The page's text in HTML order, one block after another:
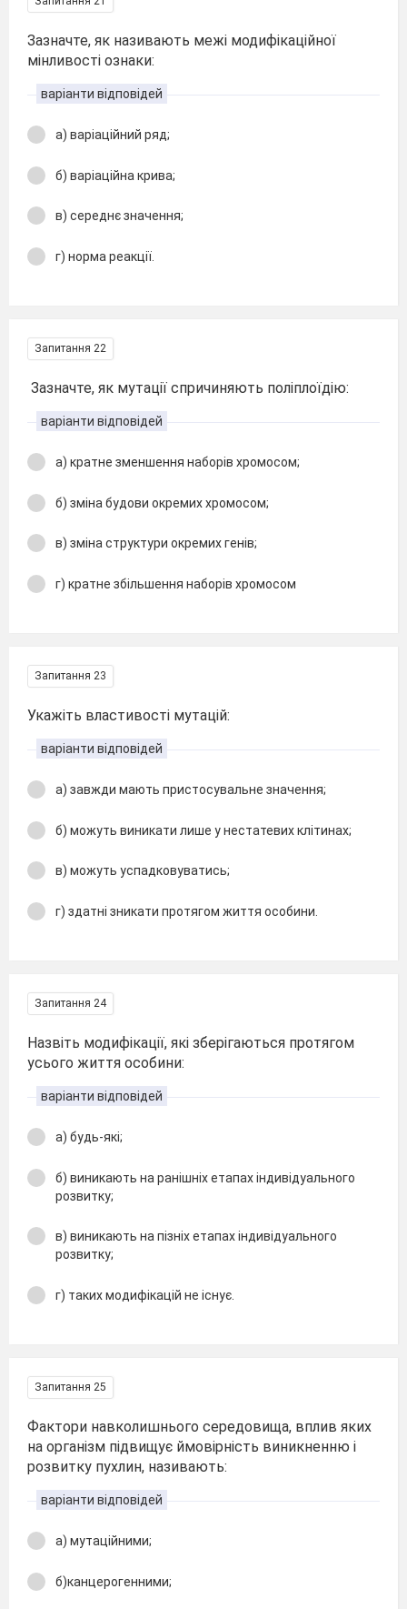
Зазначте, як називають межі модифікаційної
мінливості ознаки:
варіанти відповідей
а) варіаційний ряд;
б) варіаційна крива;
в) середнє значення;
г) норма реакції.
Запитання 22
Зазначте, як мутації спричиняють поліплоїдію:
варіанти відповідей
а) кратне зменшення наборів хромосом;
б) зміна будови окремих хромосом;
в) зміна структури окремих генів;
г) кратне збільшення наборів хромосом
Запитання 23
Укажіть властивості мутацій:
варіанти відповідей
а) завжди мають пристосувальне значення;
б) можуть виникати лише у нестатевих клітинах;
в) можуть успадковуватись;
г) здатні зникати протягом життя особини.
Запитання 24
Назвіть модифікації, які зберігаються протягом
усього життя особини:
варіанти відповідей
а) будь-які;
б) виникають на ранішніх етапах індивідуального
розвитку;
в) виникають на пізніх етапах індивідуального
розвитку;
г) таких модифікацій не існує.
Запитання 25
Фактори навколишнього середовища, вплив яких
на організм підвищує ймовірність виникненню і
розвитку пухлин, називають:
варіанти відповідей
а) мутаційними;
б)канцерогенними;